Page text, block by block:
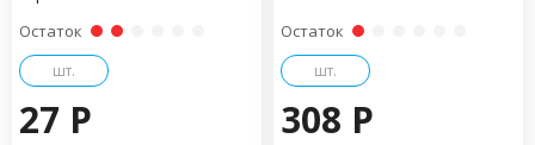
Остаток
шт.
27 P
Остаток
шт.
308 P